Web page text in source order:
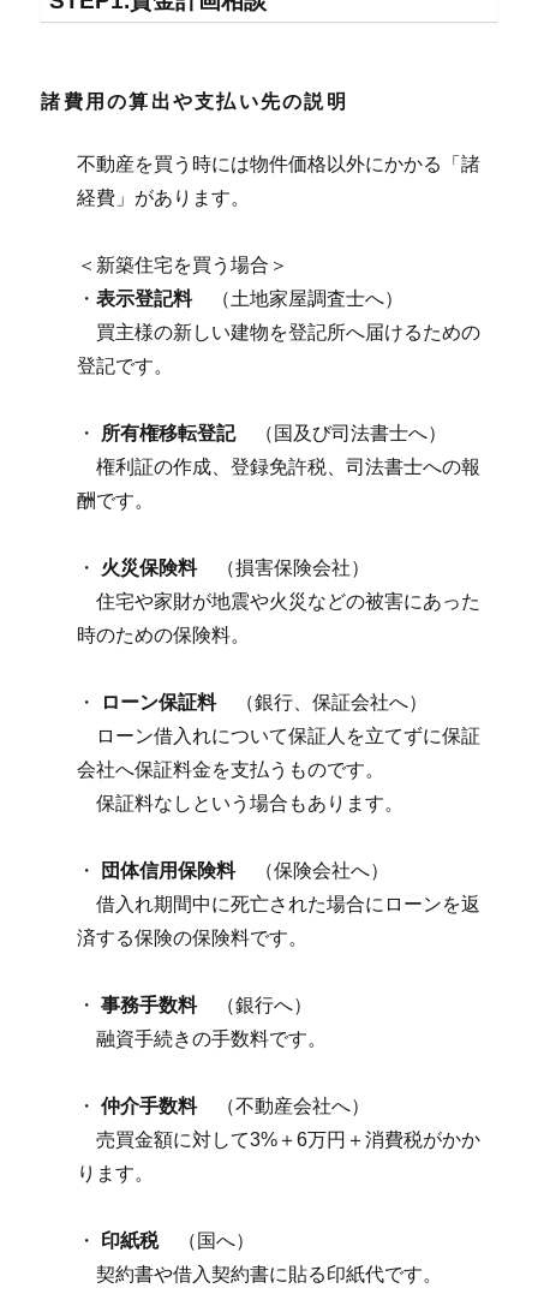
諸費用の算出や支払い先の説明
不動産を買う時には物件価格以外にかかる「諸
経費」があります。
＜新築住宅を買う場合＞
・表示登記料（土地家屋調査士へ）
買主様の新しい建物を登記所へ届けるための
登記です。
・ 所有権移転登記（国及び司法書士へ）
権利証の作成、登録免許税、司法書士への報
酬です。
・ 火災保険料（損害保険会社）
住宅や家財が地震や火災などの被害にあった
時のための保険料。
・ ローン保証料（銀行、保証会社へ）
ローン借入れについて保証人を立てずに保証
会社へ保証料金を支払うものです。
保証料なしという場合もあります。
・ 団体信用保険料（保険会社へ）
借入れ期間中に死亡された場合にローンを返
済する保険の保険料です。
・事務手数料（銀行へ）
融資手続きの手数料です。
・仲介手数料（不動産会社へ）
売買金額に対して3%＋6万円＋消費税がかか
ります。
・ 印紙税（国へ）
契約書や借入契約書に貼る印紙代です。